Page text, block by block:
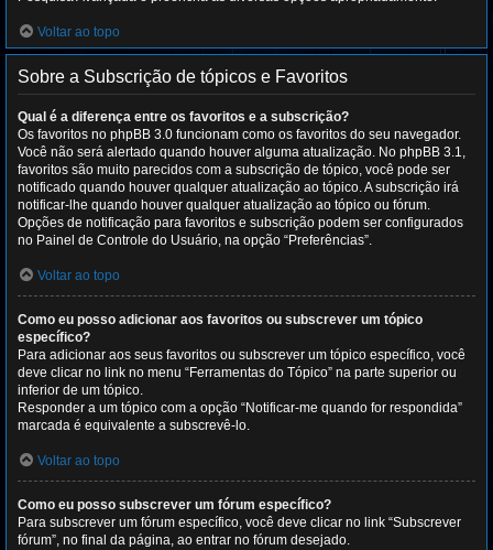
Voltar ao topo
Sobre a Subscrição de tópicos e Favoritos
Qual é a diferença entre os favoritos e a subscrição?
Os favoritos no phpBB 3.0 funcionam como os favoritos do seu navegador.
Você não será alertado quando houver alguma atualização. No phpBB 3.1,
favoritos são muito parecidos com a subscrição de tópico, você pode ser
notificado quando houver qualquer atualização ao tópico. A subscrição irá
notificar-lhe quando houver qualquer atualização ao tópico ou fórum.
Opções de notificação para favoritos e subscrição podem ser configurados
no Painel de Controle do Usuário, na opção “Preferências”.
Voltar ao topo
Como eu posso adicionar aos favoritos ou subscrever um tópico
específico?
Para adicionar aos seus favoritos ou subscrever um tópico específico, você
deve clicar no link no menu “Ferramentas do Tópico” na parte superior ou
inferior de um tópico.
Responder a um tópico com a opção “Notificar-me quando for respondida”
marcada é equivalente a subscrevê-lo.
Voltar ao topo
Como eu posso subscrever um fórum específico?
Para subscrever um fórum específico, você deve clicar no link “Subscrever
fórum”, no final da página, ao entrar no fórum desejado.